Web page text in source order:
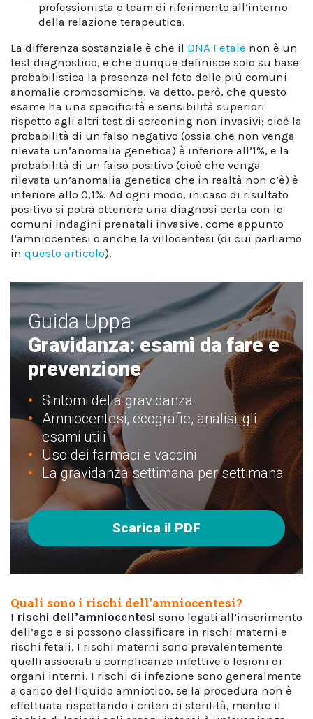
professionista o team di riferimento all’interno
della relazione terapeutica.
La differenza sostanziale è che il DNA Fetale non è un
test diagnostico, e che dunque definisce solo su base
probabilistica la presenza nel feto delle più comuni
anomalie cromosomiche. Va detto, però, che questo
esame ha una specificità e sensibilità superiori
rispetto agli altri test di screening non invasivi; cioè la
probabilità di un falso negativo (ossia che non venga
rilevata un’anomalia genetica) è inferiore all’1%, e la
probabilità di un falso positivo (cioè che venga
rilevata un’anomalia genetica che in realtà non c’è) è
inferiore allo 0,1%. Ad ogni modo, in caso di risultato
positivo si potrà ottenere una diagnosi certa con le
comuni indagini prenatali invasive, come appunto
l’amniocentesi o anche la villocentesi (di cui parliamo
in questo articolo).
Guida Uppa
Gravidanza: esami da fare e
prevenzione
Sintomi della gravidanza
Amniocentesi, ecografie, analisi: gli
esami utili
Uso dei farmaci e vaccini
La gravidanza settimana per settimana
Scarica il PDF
Quali sono i rischi dell’amniocentesi?
I rischi dell’amniocentesi sono legati all’inserimento
dell’ago e si possono classificare in rischi materni e
rischi fetali. I rischi materni sono prevalentemente
quelli associati a complicanze infettive o lesioni di
organi interni. I rischi di infezione sono generalmente
a carico del liquido amniotico, se la procedura non è
effettuata rispettando i criteri di sterilità, mentre il